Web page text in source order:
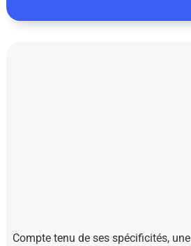
Compte tenu de ses spécificités, une